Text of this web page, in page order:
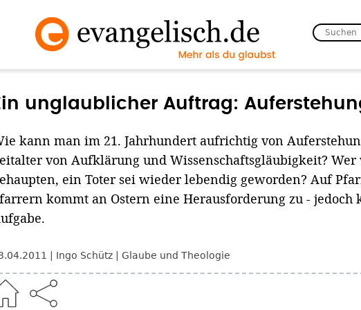
unglaublicher Auftrag:
kann man im 21. Jahrhundert aufrichtig von
von Aufklärung und Wissenschaftsgläubigkeit?
ein Toter sei wieder lebendig geworden? Auf
kommt an Ostern eine Herausforderung zu - jedoch
Ingo Schütz Glaube und Theologie